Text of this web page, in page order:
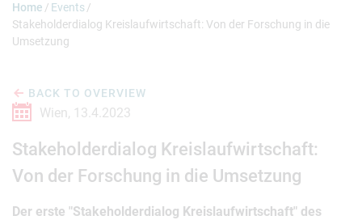
Home
Events
Stakeholderdialog Kreislaufwirtschaft: Von der Forschung in die
Umsetzung
BACK TO OVERVIEW
Wien, 13.4.2023
Stakeholderdialog Kreislaufwirtschaft:
Von der Forschung in die Umsetzung
Der erste "Stakeholderdialog Kreislaufwirtschaft" des